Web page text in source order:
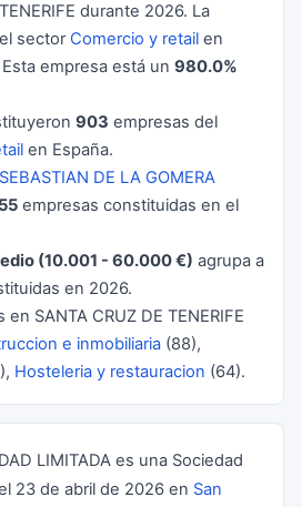
durante 2026. La
sector Comercio y retail en
empresa está un 980.0%
903 empresas del
en España.
DE LA GOMERA
empresas constituidas en el
(10.001 - 60.000 €) agrupa a
en 2026.
SANTA CRUZ DE TENERIFE
e inmobiliaria (88),
Hosteleria y restauracion (64).
LIMITADA es una Sociedad
23 de abril de 2026 en San